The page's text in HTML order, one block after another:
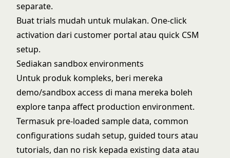
separate.
Buat trials mudah untuk mulakan. One-click
activation dari customer portal atau quick CSM
setup.
Sediakan sandbox environments
Untuk produk kompleks, beri mereka
demo/sandbox access di mana mereka boleh
explore tanpa affect production environment.
Termasuk pre-loaded sample data, common
configurations sudah setup, guided tours atau
tutorials, dan no risk kepada existing data atau